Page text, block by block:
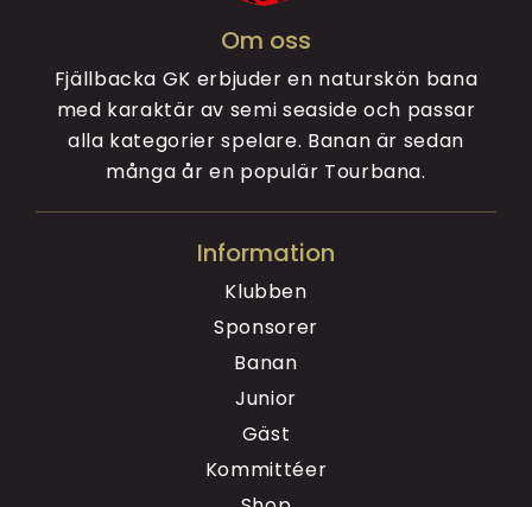
Om oss
Fjällbacka GK erbjuder en naturskön bana
med karaktär av semi seaside och passar
alla kategorier spelare. Banan är sedan
många år en populär Tourbana.
Information
Klubben
Sponsorer
Banan
Junior
Gäst
Kommittéer